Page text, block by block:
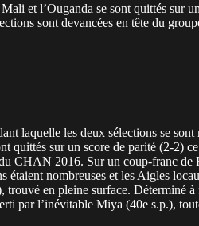
et l’Ouganda se sont quittés sur
sont devancées en tête du
laquelle les deux sélections se
quittés sur un score de parité (2-2)
CHAN 2016. Sur un coup-franc de
étaient nombreuses et les Aigles
en pleine surface. Déterminé
par l’inévitable Miya (40e s.p.),